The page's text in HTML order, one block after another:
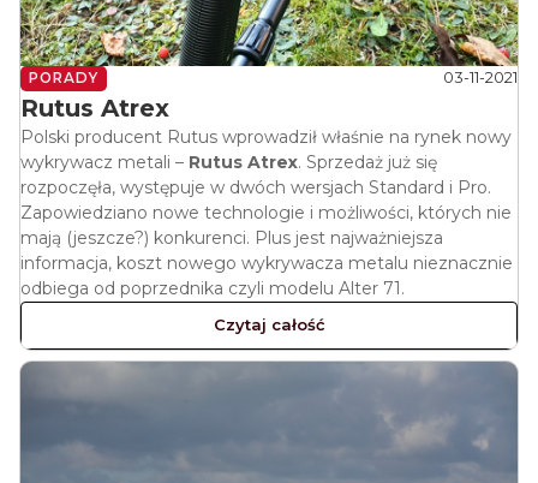
PORADY 03-11-2021
Rutus Atrex
Polski producent Rutus wprowadził właśnie na rynek nowy
wykrywacz metali – Rutus Atrex. Sprzedaż już się
rozpoczęła, występuje w dwóch wersjach Standard i Pro.
Zapowiedziano nowe technologie i możliwości, których nie
mają (jeszcze?) konkurenci. Plus jest najważniejsza
informacja, koszt nowego wykrywacza metalu nieznacznie
odbiega od poprzednika czyli modelu Alter 71.
Czytaj całość